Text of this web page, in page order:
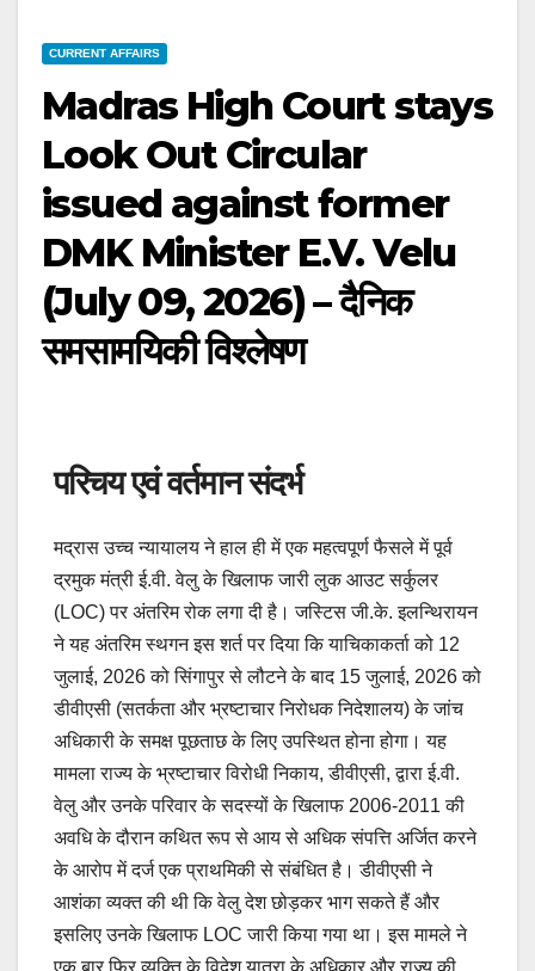
CURRENT AFFAIRS
Madras High Court stays
Look Out Circular
issued against former
DMK Minister E.V. Velu
(July 09, 2026) – दैनिक
समसामयिकी विश्लेषण
परिचय एवं वर्तमान संदर्भ
मद्रास उच्च न्यायालय ने हाल ही में एक महत्वपूर्ण फैसले में पूर्व
द्रमुक मंत्री ई.वी. वेलु के खिलाफ जारी लुक आउट सर्कुलर
(LOC) पर अंतरिम रोक लगा दी है। जस्टिस जी.के. इलन्थिरायन
ने यह अंतरिम स्थगन इस शर्त पर दिया कि याचिकाकर्ता को 12
जुलाई, 2026 को सिंगापुर से लौटने के बाद 15 जुलाई, 2026 को
डीवीएसी (सतर्कता और भ्रष्टाचार निरोधक निदेशालय) के जांच
अधिकारी के समक्ष पूछताछ के लिए उपस्थित होना होगा। यह
मामला राज्य के भ्रष्टाचार विरोधी निकाय, डीवीएसी, द्वारा ई.वी.
वेलु और उनके परिवार के सदस्यों के खिलाफ 2006-2011 की
अवधि के दौरान कथित रूप से आय से अधिक संपत्ति अर्जित करने
के आरोप में दर्ज एक प्राथमिकी से संबंधित है। डीवीएसी ने
आशंका व्यक्त की थी कि वेलु देश छोड़कर भाग सकते हैं और
इसलिए उनके खिलाफ LOC जारी किया गया था। इस मामले ने
एक बार फिर व्यक्ति के विदेश यात्रा के अधिकार और राज्य की